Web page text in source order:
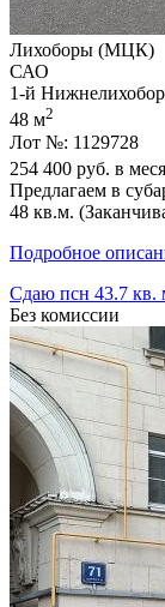
Лихоборы (МЦК)
САО
1-й
48 м2
Лот №: 1129728
254 400 руб. в
Предлагаем в
48 кв.м.
Подробное
Сдаю псн 43.7 кв.
Без комиссии